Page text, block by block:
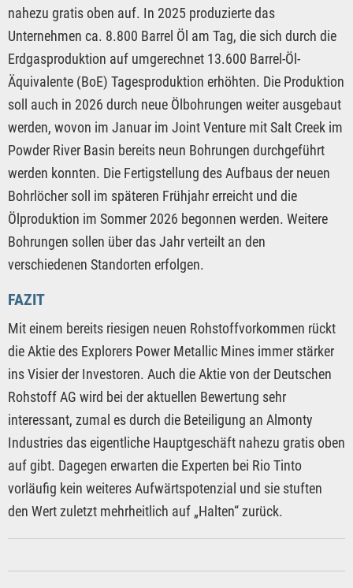
nahezu gratis oben auf. In 2025 produzierte das
Unternehmen ca. 8.800 Barrel Öl am Tag, die sich durch die
Erdgasproduktion auf umgerechnet 13.600 Barrel-Öl-
Äquivalente (BoE) Tagesproduktion erhöhten. Die Produktion
soll auch in 2026 durch neue Ölbohrungen weiter ausgebaut
werden, wovon im Januar im Joint Venture mit Salt Creek im
Powder River Basin bereits neun Bohrungen durchgeführt
werden konnten. Die Fertigstellung des Aufbaus der neuen
Bohrlöcher soll im späteren Frühjahr erreicht und die
Ölproduktion im Sommer 2026 begonnen werden. Weitere
Bohrungen sollen über das Jahr verteilt an den
verschiedenen Standorten erfolgen.
FAZIT
Mit einem bereits riesigen neuen Rohstoffvorkommen rückt
die Aktie des Explorers Power Metallic Mines immer stärker
ins Visier der Investoren. Auch die Aktie von der Deutschen
Rohstoff AG wird bei der aktuellen Bewertung sehr
interessant, zumal es durch die Beteiligung an Almonty
Industries das eigentliche Hauptgeschäft nahezu gratis oben
auf gibt. Dagegen erwarten die Experten bei Rio Tinto
vorläufig kein weiteres Aufwärtspotenzial und sie stuften
den Wert zuletzt mehrheitlich auf „Halten“ zurück.